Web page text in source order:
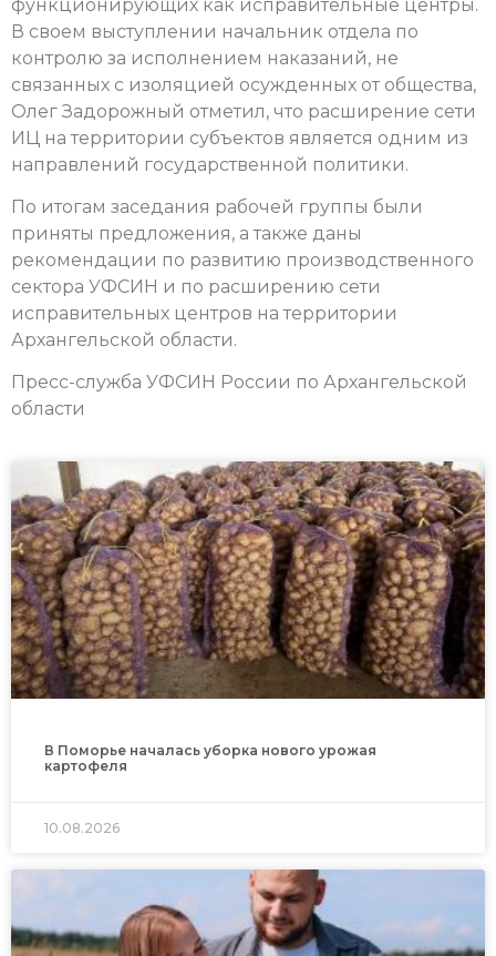
функционирующих как исправительные центры.
В своем выступлении начальник отдела по
контролю за исполнением наказаний, не
связанных с изоляцией осужденных от общества,
Олег Задорожный отметил, что расширение сети
ИЦ на территории субъектов является одним из
направлений государственной политики.
По итогам заседания рабочей группы были
приняты предложения, а также даны
рекомендации по развитию производственного
сектора УФСИН и по расширению сети
исправительных центров на территории
Архангельской области.
Пресс-служба УФСИН России по Архангельской
области
В Поморье началась уборка нового урожая
картофеля
10.08.2026